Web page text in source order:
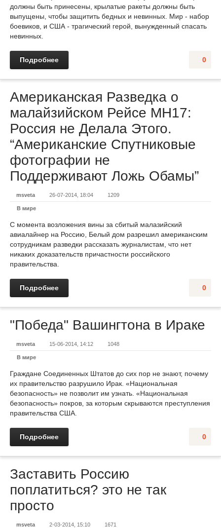
должны быть принесены, крылатые ракеты должны быть
выпущены, чтобы защитить бедных и невинных. Мир - набор
боевиков, и США - трагический герой, вынужденный спасать
невинных.
0
Подробнее
Американская Разведка о
малайзийском Рейсе MH17:
Россия не Делала Этого.
“Американские Спутниковые
фотографии не
Поддерживают Ложь Обамы”
msveta 26-07-2014, 18:04 1209
В мире
С момента возложения вины за сбитый малазийский
авиалайнер на Россию, Белый дом разрешил американским
сотрудникам разведки рассказать журналистам, что нет
никаких доказательств причастности российского
правительства.
0
Подробнее
"Победа" Вашингтона в Ираке
msveta 15-06-2014, 14:12 1048
В мире
Граждане Соединенных Штатов до сих пор не знают, почему
их правительство разрушило Ирак. «Национальная
безопасность» не позволит им узнать. «Национальная
безопасность» покров, за которым скрываются преступления
правительства США.
0
Подробнее
Заставить Россию
поплатиться? это не так
просто
msveta 2-03-2014, 15:10 1671